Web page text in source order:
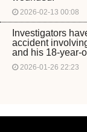
2026-02-13 00:08
Investigators
accident
and his 18-year-
2026-01-26 22:23